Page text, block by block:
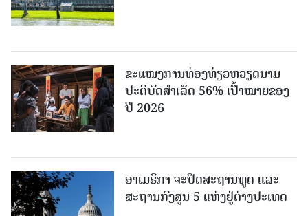
ຂະ​ແໜງ​ການ​ທ່ອງ​ທ່ຽວຫວຽດນາມ ​
ປະ​ຕິ​ບັດ​ສຳ​ເລັດ 56% ເປົ້າ​ໝາຍຂອງ
ປີ 2026
ອາເມຣິກາ ຈະປິດສະຖານທູດ ແ​ລະ
ສະຖານກົງສູນ 5 ແຫ່ງ​ຢູ່​ຕ່າງ​ປະ​ເທດ